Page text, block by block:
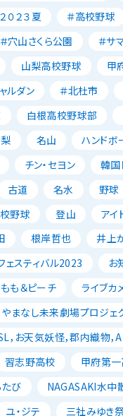
０２３夏 ＃高校野球
＃穴山さくら公園
＃サ
山梨高校野球
甲
ルダン ＃北杜市
白根高校野球部
名山 ハンドボ
チン・セヨン 韓国
古道 名水 野球
野球 登山 アイ
根岸哲也 井上
スティバル2023 お
もも＆ピーチ ライブカ
やまなし未来劇場プロジェ
，お天気妖怪，郡内織物，
習志野高校 甲府第
たび NAGASAKI水中
ユ・ジテ 三社みゆき